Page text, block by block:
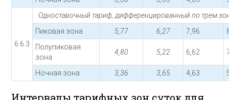
6.6.3
Одноставочный тариф, дифференцированный по трем
Пиковая зона
5,77 6,27 7,96
Полупиковая
зона
4,80 5,22 6,62
Ночная зона 3,36 3,65 4,63